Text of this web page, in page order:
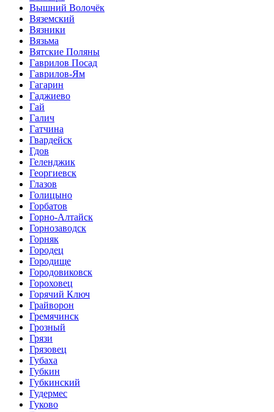
Вышний Волочёк
Вяземский
Вязники
Вязьма
Вятские Поляны
Гаврилов Посад
Гаврилов-Ям
Гагарин
Гаджиево
Гай
Галич
Гатчина
Гвардейск
Гдов
Геленджик
Георгиевск
Глазов
Голицыно
Горбатов
Горно-Алтайск
Горнозаводск
Горняк
Городец
Городище
Городовиковск
Гороховец
Горячий Ключ
Грайворон
Гремячинск
Грозный
Грязи
Грязовец
Губаха
Губкин
Губкинский
Гудермес
Гуково